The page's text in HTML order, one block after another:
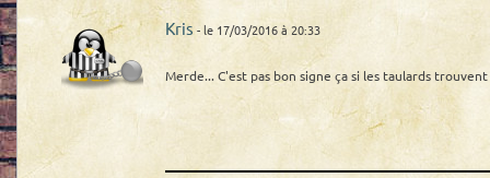
Kris - le 17/03/2016 à 20:33
Merde... C'est pas bon signe ça si les taulards